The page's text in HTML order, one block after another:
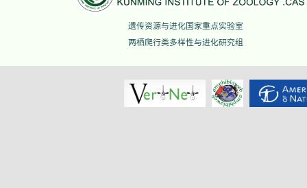
遗传资源与进化国家重点实验室
两栖爬行类多样性与进化研究组